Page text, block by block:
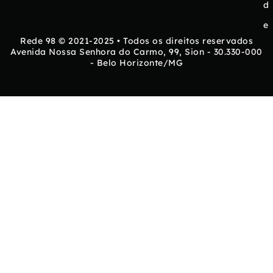
d
e
Rede 98 © 2021-2025 • Todos os direitos reservados
Avenida Nossa Senhora do Carmo, 99, Sion - 30.330-000
- Belo Horizonte/MG